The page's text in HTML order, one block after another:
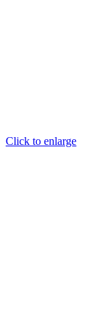
Click to enlarge